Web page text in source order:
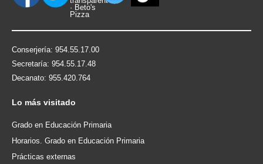
Conserjería: 954.55.17.00
Secretaría: 954.55.17.48
Decanato: 955.420.764
Lo más visitado
Grado en Educación Primaria
Horarios. Grado en Educación Primaria
Prácticas externas